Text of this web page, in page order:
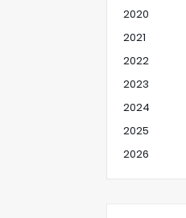
2020
2021
2022
2023
2024
2025
2026